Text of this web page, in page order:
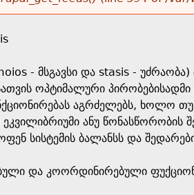
- მსგავსი და stasis -
ოპტიმალური
აგრძელებს, ხოლო თუ
ეკვილიბრიუმი ანუ
სისტემის ბალანსს და
და კოორდინირებული